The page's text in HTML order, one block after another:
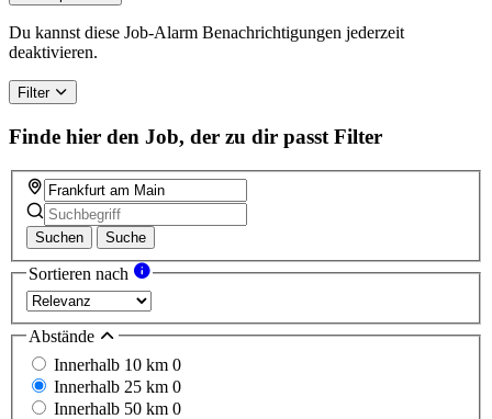
Du kannst diese Job-Alarm Benachrichtigungen jederzeit
deaktivieren.
Filter
Finde hier den Job, der zu dir passt Filter
Suchen Suche
Sortieren nach
Abstände
Innerhalb 10 km 0
Innerhalb 25 km 0
Innerhalb 50 km 0